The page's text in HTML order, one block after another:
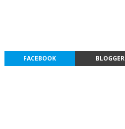
FACEBOOK BLOGGER